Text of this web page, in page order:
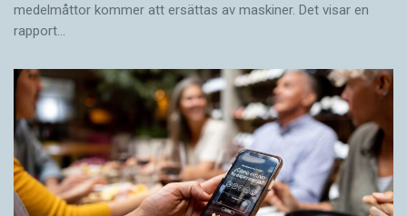
medelmåttor kommer att ersättas av maskiner. Det visar en
rapport…